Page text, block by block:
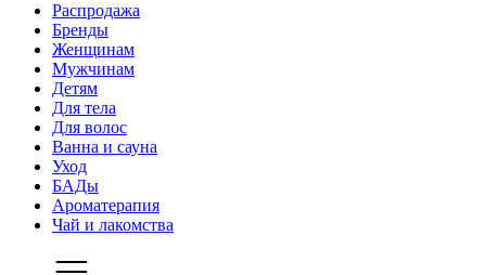
Распродажа
Бренды
Женщинам
Мужчинам
Детям
Для тела
Для волос
Ванна и сауна
Уход
БАДы
Ароматерапия
Чай и лакомства